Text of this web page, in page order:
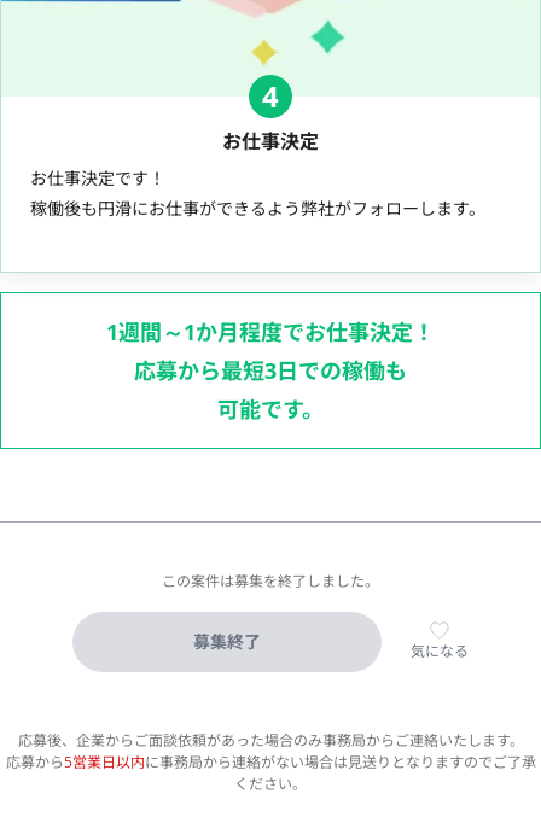
4
お仕事決定
お仕事決定です！
稼働後も円滑にお仕事ができるよう弊社がフォローします。
1週間～1か月程度でお仕事決定！
応募から最短3日での稼働も
可能です。
この案件は募集を終了しました。
募集終了 気になる
応募後、企業からご面談依頼があった場合のみ事務局からご連絡いたします。
応募から5営業日以内に事務局から連絡がない場合は見送りとなりますのでご了承
ください。